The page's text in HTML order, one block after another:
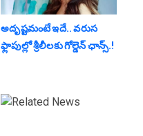
అదృష్టమంటే ఇదే.. వ‌రుస
ఫ్లాపుల్లో శ్రీ‌లీల‌కు గోల్డెన్ ఛాన్స్‌.!